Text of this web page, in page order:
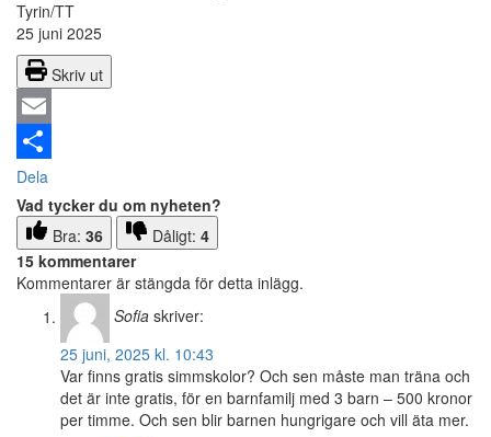
Tyrin/TT
25 juni 2025
Skriv ut
Email
Dela
Vad tycker du om nyheten?
Bra: 36 Dåligt: 4
15 kommentarer
Kommentarer är stängda för detta inlägg.
Sofia skriver:
25 juni, 2025 kl. 10:43
Var finns gratis simmskolor? Och sen måste man träna och
det är inte gratis, för en barnfamilj med 3 barn – 500 kronor
per timme. Och sen blir barnen hungrigare och vill äta mer.